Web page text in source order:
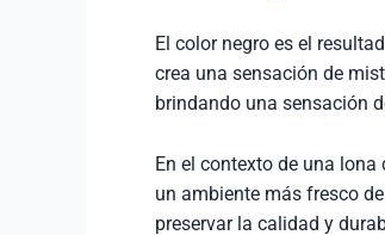
El color negro es el
crea una sensación de
brindando una sensación
En el contexto de una
un ambiente más fresco
preservar la calidad y